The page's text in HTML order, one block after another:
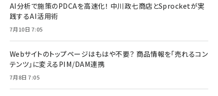
AI分析で施策のPDCAを高速化！ 中川政七商店とSprocketが実
践するAI活用術
7月10日 7:05
Webサイトのトップページはもはや不要？ 商品情報を「売れるコン
テンツ」に変えるPIM/DAM連携
7月8日 7:05